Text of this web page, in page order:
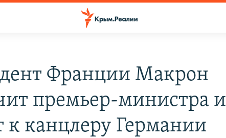
Франции Макрон
премьер-министра и
к канцлеру Германии